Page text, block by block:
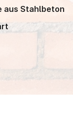
aus Stahlbeton